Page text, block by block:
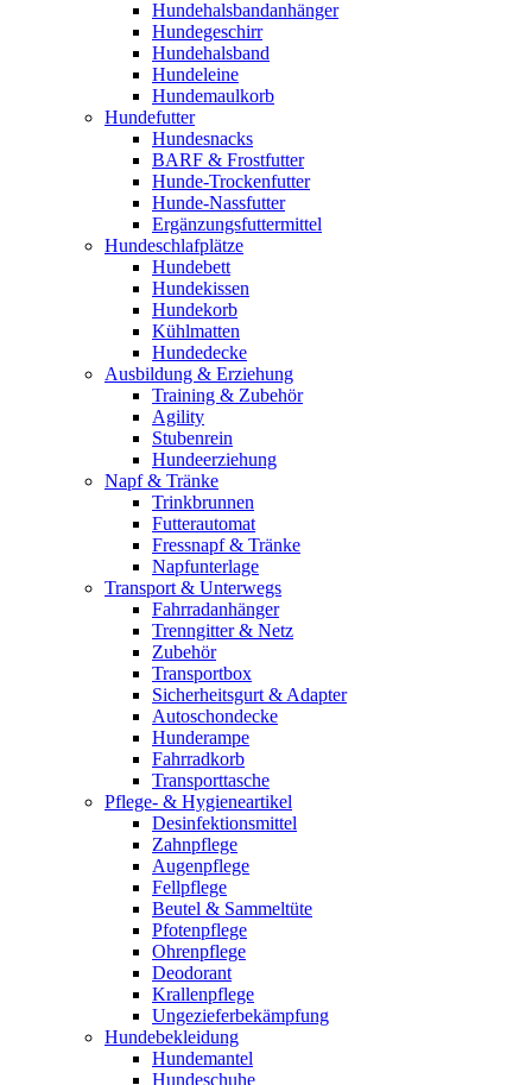
Hundehalsbandanhänger
Hundegeschirr
Hundehalsband
Hundeleine
Hundemaulkorb
Hundefutter
Hundesnacks
BARF & Frostfutter
Hunde-Trockenfutter
Hunde-Nassfutter
Ergänzungsfuttermittel
Hundeschlafplätze
Hundebett
Hundekissen
Hundekorb
Kühlmatten
Hundedecke
Ausbildung & Erziehung
Training & Zubehör
Agility
Stubenrein
Hundeerziehung
Napf & Tränke
Trinkbrunnen
Futterautomat
Fressnapf & Tränke
Napfunterlage
Transport & Unterwegs
Fahrradanhänger
Trenngitter & Netz
Zubehör
Transportbox
Sicherheitsgurt & Adapter
Autoschondecke
Hunderampe
Fahrradkorb
Transporttasche
Pflege- & Hygieneartikel
Desinfektionsmittel
Zahnpflege
Augenpflege
Fellpflege
Beutel & Sammeltüte
Pfotenpflege
Ohrenpflege
Deodorant
Krallenpflege
Ungezieferbekämpfung
Hundebekleidung
Hundemantel
Hundeschuhe